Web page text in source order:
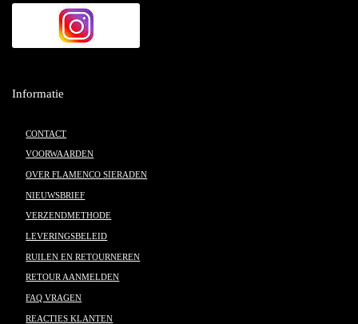
Informatie
CONTACT
VOORWAARDEN
OVER FLAMENCO SIERADEN
NIEUWSBRIEF
VERZENDMETHODE
LEVERINGSBELEID
RUILEN EN RETOURNEREN
RETOUR AANMELDEN
FAQ VRAGEN
REACTIES KLANTEN